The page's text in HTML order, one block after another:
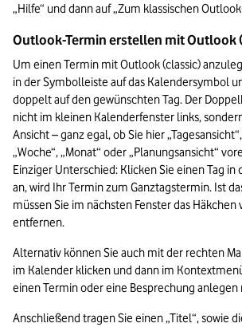
„Hilfe“ und dann auf „Zum klassischen
Outlook-Termin erstellen mit Outlook
Um einen Termin mit Outlook (classic)
in der Symbolleiste auf das Kalendersymbol
doppelt auf den gewünschten Tag. Der
nicht im kleinen Kalenderfenster links,
Ansicht – ganz egal, ob Sie hier
„Woche“, „Monat“ oder „Planungsansicht“
Einziger Unterschied: Klicken Sie einen Tag in
an, wird Ihr Termin zum Ganztagstermin. Ist
müssen Sie im nächsten Fenster das Häkchen
entfernen.
Alternativ können Sie auch mit der rechten
im Kalender klicken und dann im
einen Termin oder eine Besprechung
Anschließend tragen Sie einen „Titel“, sowie